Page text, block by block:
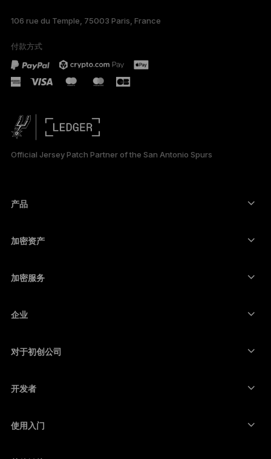
DEUTSCH
PORTUGUÊS
ESPAÑOL
日本語
106 rue du Temple, 75003 Paris, France
付款方式
Official Jersey Patch Partner of the San Antonio Spurs
产品
硬件钱包
Ledger Stax
Ledger Nano Classics
捆绑销售
所有产品
加密资产
以太坊钱包
卡尔达诺钱包
门罗币钱包
查看所有资产
加密服务
购买加密货币
互换加密货币
企业
对于初创公司
开发者
使用入门